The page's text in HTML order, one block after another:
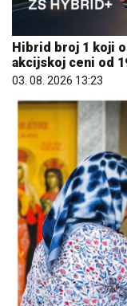
Hibrid broj 1 koji
akcijskoj ceni od
03. 08. 2026 13:23